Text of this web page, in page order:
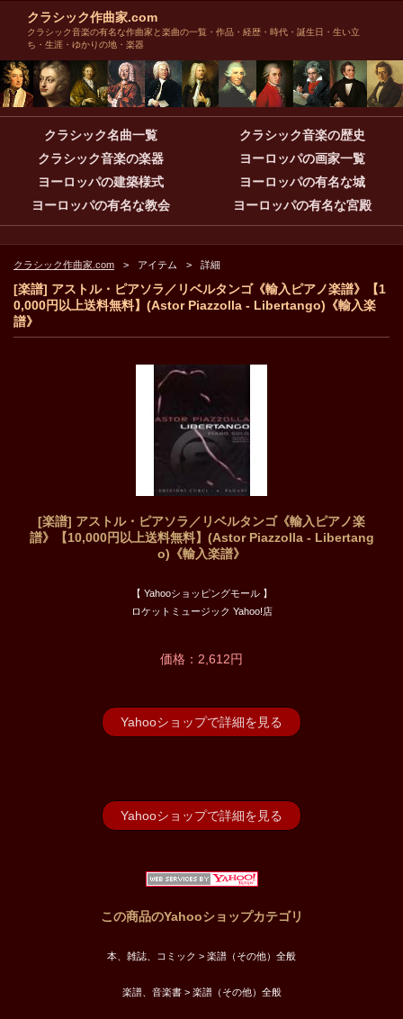
クラシック作曲家.com
クラシック音楽の有名な作曲家と楽曲の一覧・作品・経歴・時代・誕生日・生い立
ち・生涯・ゆかりの地・楽器
クラシック名曲一覧
クラシック音楽の歴史
クラシック音楽の楽器
ヨーロッパの画家一覧
ヨーロッパの建築様式
ヨーロッパの有名な城
ヨーロッパの有名な教会
ヨーロッパの有名な宮殿
クラシック作曲家.com アイテム 詳細
[楽譜] アストル・ピアソラ／リベルタンゴ《輸入ピアノ楽譜》【1
0,000円以上送料無料】(Astor Piazzolla - Libertango)《輸入楽
譜》
[楽譜] アストル・ピアソラ／リベルタンゴ《輸入ピアノ楽
譜》【10,000円以上送料無料】(Astor Piazzolla - Libertang
o)《輸入楽譜》
【 Yahooショッピングモール 】
ロケットミュージック Yahoo!店
価格：2,612円
Yahooショップで詳細を見る
Yahooショップで詳細を見る
この商品のYahooショップカテゴリ
本、雑誌、コミック > 楽譜（その他）全般
楽譜、音楽書 > 楽譜（その他）全般